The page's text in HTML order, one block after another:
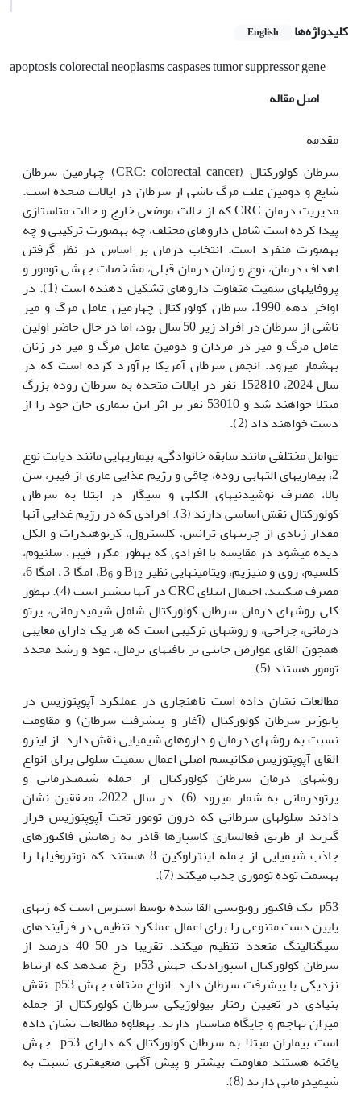
کلیدواژه‌ها English
apoptosis colorectal neoplasms caspases tumor suppressor gene
اصل مقاله
مقدمه
سرطان کولورکتال (CRC: colorectal cancer) چهارمین سرطان
شایع و دومین علت مرگ ناشی از سرطان در ایالات متحده است.
مدیریت درمان CRC که از حالت موضعی خارج و حالت متاستازی
پیدا کرده است شامل داروهای مختلف، چه به‫صورت ترکیبی و چه
به‫صورت منفرد است. انتخاب درمان بر اساس در نظر گرفتن
اهداف درمان، نوع و زمان درمان قبلی، مشخصات جهشی تومور و
پروفایل­های سمیت متفاوت داروهای تشکیل دهنده است (1). در
اواخر دهه 1990، سرطان کولورکتال چهارمین عامل مرگ و میر
ناشی از سرطان در افراد زیر 50 سال بود، اما در حال حاضر اولین
عامل مرگ و میر در مردان و دومین عامل مرگ و میر در زنان
به‫شمار می­رود. انجمن سرطان آمریکا برآورد کرده است که در
سال 2024، 152810 نفر در ایالات متحده به سرطان روده بزرگ
مبتلا خواهند شد و 53010 نفر بر اثر این بیماری جان خود را از
دست خواهند داد (2).
عوامل مختلفی مانند سابقه خانوادگی، بیماری­هایی مانند دیابت نوع
2، بیماری­های التهابی روده، چاقی و رژیم غذایی عاری از فیبر، سن
بالا، مصرف نوشیدنی­های الکلی و سیگار در ابتلا به سرطان
کولورکتال نقش اساسی دارند (3). افرادی که در رژیم غذایی آن­ها
مقدار زیادی از چربی­های ترانس، کلسترول، کربوهیدرات و الکل
دیده می­شود در مقایسه با افرادی که به‫طور مکرر فیبر، سلنیوم،
کلسیم، روی و منیزیم، ویتامین­هایی نظیر B 12 و B6
، امگا 3 ، امگا 6،
مصرف می­کنند، احتمال ابتلای CRC در آن‫ها بیشتر است (4). به‫طور
کلی روش­های درمان سرطان کولورکتال شامل شیمی­درمانی، پرتو
درمانی، جراحی، و روش­های ترکیبی است که هر یک دارای معایبی
همچون القای عوارض جانبی بر بافت­های نرمال، عود و رشد مجدد
تومور هستند (5).
مطالعات نشان داده است ناهنجاری در عملکرد آپوپتوزیس در
پاتوژنز سرطان کولورکتال (آغاز و پیشرفت سرطان) و مقاومت
نسبت به روش­های درمان و داروهای شیمیایی نقش دارد. از این‫رو
القای آپوپتوزیس مکانیسم اصلی اعمال سمیت سلولی برای انواع
روش­های درمان سرطان کولورکتال از جمله شیمی­درمانی و
پرتودرمانی به شمار می­رود (6). در سال 2022، محققین نشان
دادند سلول‫های سرطانی که درون تومور تحت آپوپتوزیس قرار
گیرند از طریق فعال­سازی کاسپازها قادر به رهایش فاکتورهای
جاذب شیمیایی از جمله اینترلوکین 8 هستند که نوتروفیل­ها را
به‫سمت توده توموری جذب می­کند (7).
p53 یک فاکتور رونویسی القا شده توسط استرس است که ژن­های
پایین دست متنوعی را برای اعمال عملکرد تنظیمی در فرآیندهای
سیگنالینگ متعدد تنظیم می‫کند. تقریبا در 50-40 درصد از
سرطان کولورکتال اسپورادیک جهش p53 رخ می­دهد که ارتباط
نزدیکی با پیشرفت سرطان دارد. انواع مختلف جهش p53 نقش
بنیادی در تعیین رفتار بیولوژیکی سرطان کولورکتال از جمله
میزان تهاجم و جایگاه متاستاز دارند. به‫علاوه مطالعات نشان داده
است بیماران مبتلا به سرطان کولورکتال که دارای p53 جهش
یافته هستند مقاومت بیشتر و پیش آگهی ضعیف­تری نسبت به
شیمی­درمانی دارند (8).